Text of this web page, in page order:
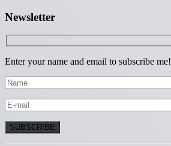
Newsletter
Enter your name and email to subscribe me!